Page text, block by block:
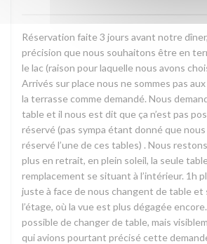
Réservation faite 3 jours avant notre
précision que nous souhaitons être en
le lac (raison pour laquelle nous avons
Arrivés sur place nous ne sommes pas
la terrasse comme demandé. Nous
table et il nous est dit que ça n’est pas
réservé (pas sympa étant donné que
réservé l’une de ces tables) . Nous
plus en retrait, en plein soleil, la seule
remplacement se situant à l’intérieur. 1h
juste à face de nous changent de table et
l’étage, où la vue est plus dégagée
possible de changer de table, mais
qui avions pourtant précisé cette